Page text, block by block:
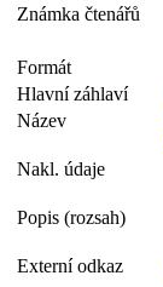
Známka čtenářů
Formát
Hlavní záhlaví
Název
Nakl. údaje
Popis (rozsah)
Externí odkaz